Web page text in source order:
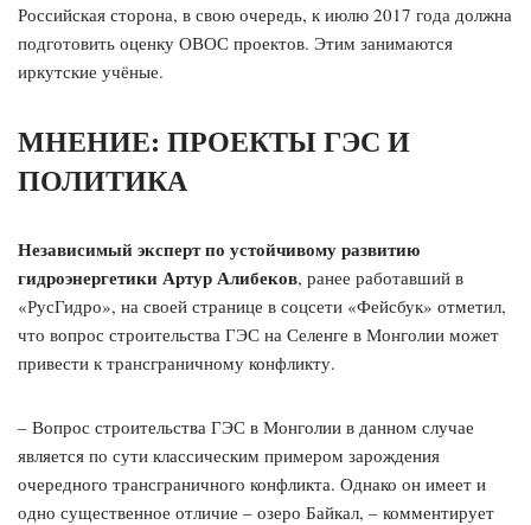
Российская сторона, в свою очередь, к июлю 2017 года должна
подготовить оценку ОВОС проектов. Этим занимаются
иркутские учёные.
МНЕНИЕ: ПРОЕКТЫ ГЭС И
ПОЛИТИКА
Независимый эксперт по устойчивому развитию
гидроэнергетики Артур Алибеков, ранее работавший в
«РусГидро», на своей странице в соцсети «Фейсбук» отметил,
что вопрос строительства ГЭС на Селенге в Монголии может
привести к трансграничному конфликту.
– Вопрос строительства ГЭС в Монголии в данном случае
является по сути классическим примером зарождения
очередного трансграничного конфликта. Однако он имеет и
одно существенное отличие – озеро Байкал, – комментирует